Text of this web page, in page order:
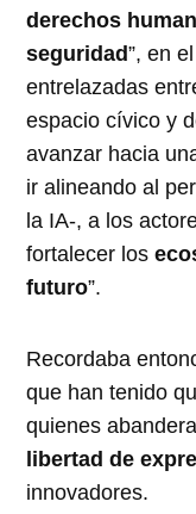
derechos
seguridad”, en
entrelazadas
espacio cívico y
avanzar hacia
ir alineando al
la IA-, a los
fortalecer los
futuro”.
Recordaba
que han tenido
quienes
libertad de
innovadores.